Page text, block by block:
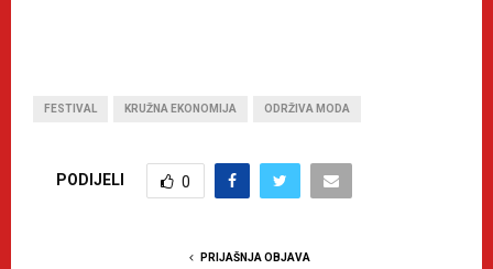
FESTIVAL KRUŽNA EKONOMIJA ODRŽIVA MODA
PODIJELI 0
PRIJAŠNJA OBJAVA